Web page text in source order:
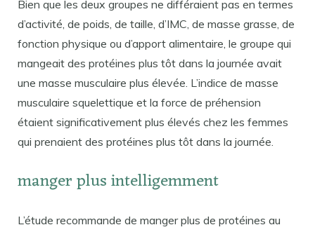
Bien que les deux groupes ne différaient pas en termes
d’activité, de poids, de taille, d’IMC, de masse grasse, de
fonction physique ou d’apport alimentaire, le groupe qui
mangeait des protéines plus tôt dans la journée avait
une masse musculaire plus élevée. L’indice de masse
musculaire squelettique et la force de préhension
étaient significativement plus élevés chez les femmes
qui prenaient des protéines plus tôt dans la journée.
manger plus intelligemment
L’étude recommande de manger plus de protéines au